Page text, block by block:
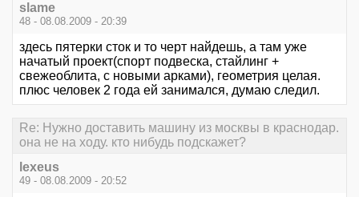
slame
48 - 08.08.2009 - 20:39
здесь пятерки сток и то черт найдешь, а там уже
начатый проект(спорт подвеска, стайлинг +
свежеоблита, с новыми арками), геометрия целая.
плюс человек 2 года ей занимался, думаю следил.
Re: Нужно доставить машину из москвы в краснодар.
она не на ходу. кто нибудь подскажет?
lexeus
49 - 08.08.2009 - 20:52